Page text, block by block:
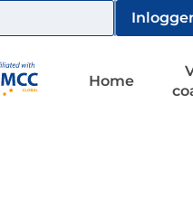
Home